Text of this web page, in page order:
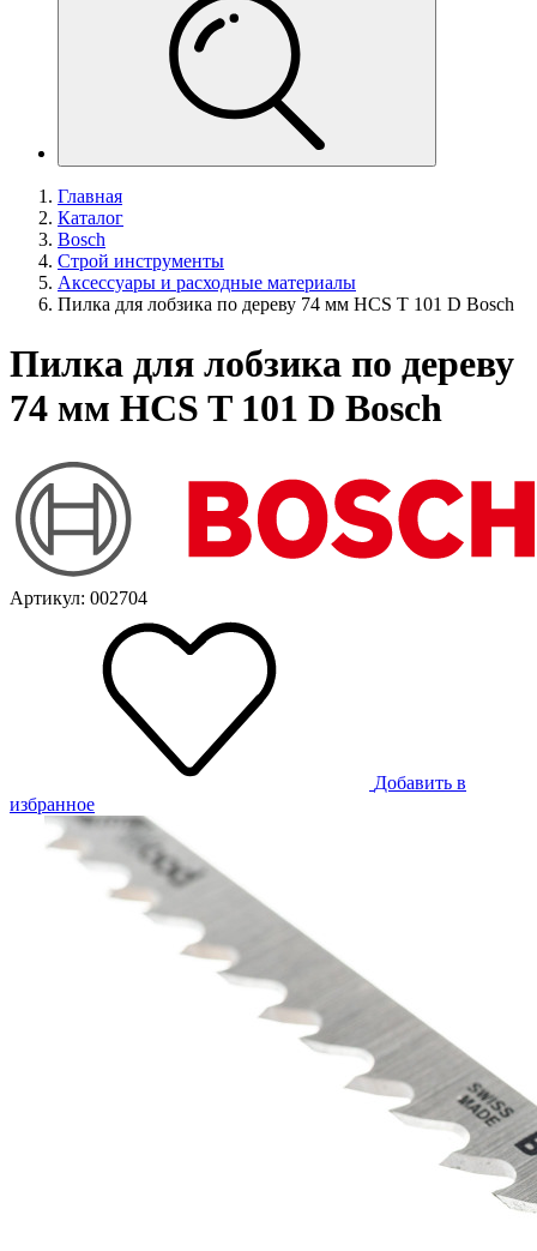
Главная
Каталог
Bosch
Строй инструменты
Аксессуары и расходные материалы
Пилка для лобзика по дереву 74 мм HCS T 101 D Bosch
Пилка для лобзика по дереву
74 мм HCS T 101 D Bosch
Артикул: 002704
Добавить в
избранное